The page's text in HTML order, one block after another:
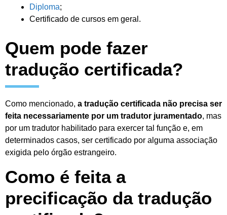
Diploma;
Certificado de cursos em geral.
Quem pode fazer
tradução certificada?
Como mencionado, a tradução certificada não precisa ser
feita necessariamente por um tradutor juramentado, mas
por um tradutor habilitado para exercer tal função e, em
determinados casos, ser certificado por alguma associação
exigida pelo órgão estrangeiro.
Como é feita a
precificação da tradução